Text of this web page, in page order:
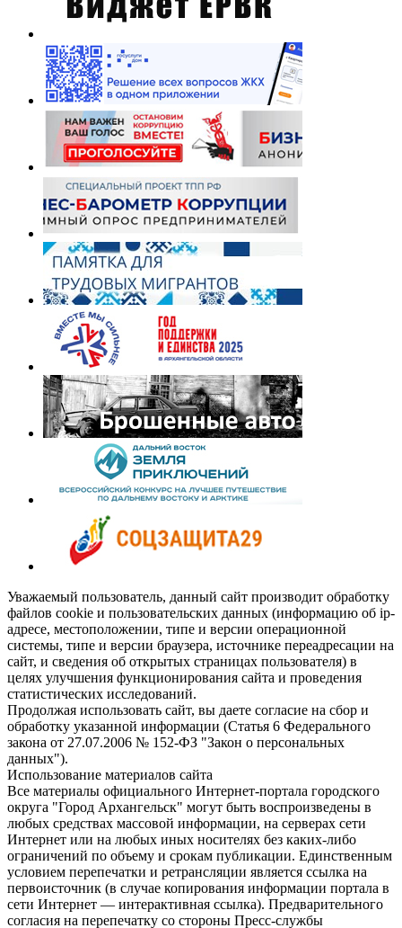
Уважаемый пользователь, данный сайт производит обработку
файлов cookie и пользовательских данных (информацию об ip-
адресе, местоположении, типе и версии операционной
системы, типе и версии браузера, источнике переадресации на
сайт, и сведения об открытых страницах пользователя) в
целях улучшения функционирования сайта и проведения
статистических исследований.
Продолжая использовать сайт, вы даете согласие на сбор и
обработку указанной информации (Статья 6 Федерального
закона от 27.07.2006 № 152-ФЗ "Закон о персональных
данных").
Использование материалов сайта
Все материалы официального Интернет-портала городского
округа "Город Архангельск" могут быть воспроизведены в
любых средствах массовой информации, на серверах сети
Интернет или на любых иных носителях без каких-либо
ограничений по объему и срокам публикации. Единственным
условием перепечатки и ретрансляции является ссылка на
первоисточник (в случае копирования информации портала в
сети Интернет — интерактивная ссылка). Предварительного
согласия на перепечатку со стороны Пресс-службы